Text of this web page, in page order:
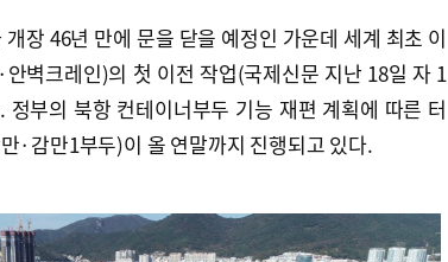
장 46년 만에 문을 닫을 예정인 가운데 세계 최초 이
벽크레인)의 첫 이전 작업(국제신문 지난 18일 자 1
부의 북항 컨테이너부두 기능 재편 계획에 따른 터
·감만1부두)이 올 연말까지 진행되고 있다.